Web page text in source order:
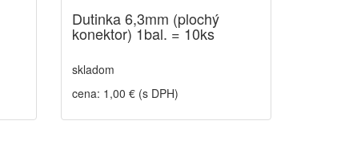
Dutinka 6,3mm (plochý
konektor) 1bal. = 10ks
skladom
cena: 1,00 € (s DPH)